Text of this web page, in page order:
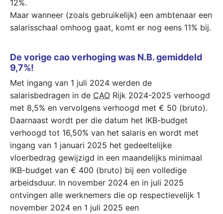
12%.
Maar wanneer (zoals gebruikelijk) een ambtenaar een
salarisschaal omhoog gaat, komt er nog eens 11% bij.
De vorige cao verhoging was N.B. gemiddeld
9,7%!
Met ingang van 1 juli 2024 werden de
salarisbedragen in de CAO Rijk 2024-2025 verhoogd
met 8,5% en vervolgens verhoogd met € 50 (bruto).
Daarnaast wordt per die datum het IKB-budget
verhoogd tot 16,50% van het salaris en wordt met
ingang van 1 januari 2025 het gedeeltelijke
vloerbedrag gewijzigd in een maandelijks minimaal
IKB-budget van € 400 (bruto) bij een volledige
arbeidsduur. In november 2024 en in juli 2025
ontvingen alle werknemers die op respectievelijk 1
november 2024 en 1 juli 2025 een